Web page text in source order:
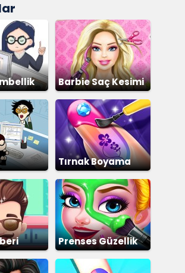
Barbie Saç Kesimi
Tırnak Boyama
Prenses Güzellik
Salonu